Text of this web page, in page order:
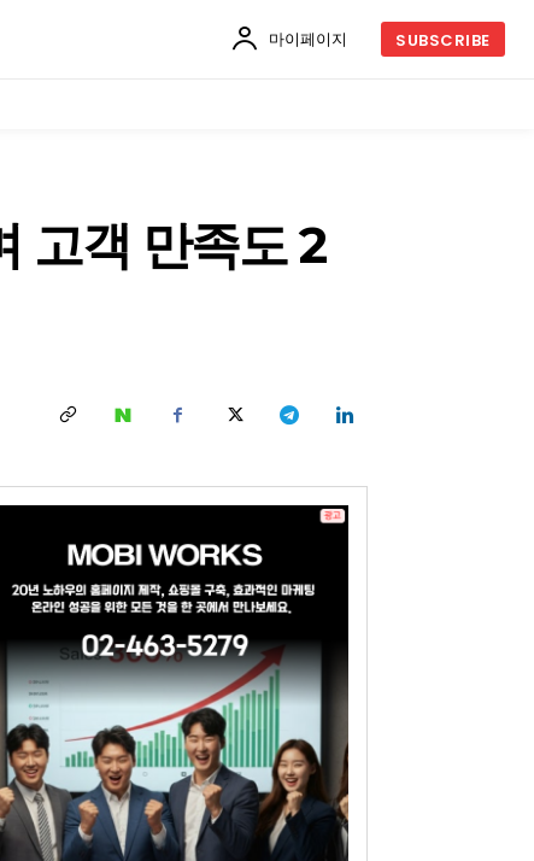
마이페이지 SUBSCRIBE
고객 만족도 2